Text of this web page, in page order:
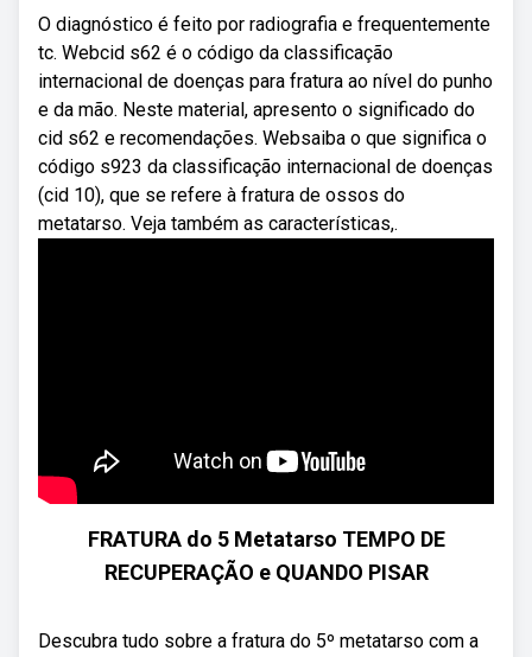
O diagnóstico é feito por radiografia e frequentemente
tc. Webcid s62 é o código da classificação
internacional de doenças para fratura ao nível do punho
e da mão. Neste material, apresento o significado do
cid s62 e recomendações. Websaiba o que significa o
código s923 da classificação internacional de doenças
(cid 10), que se refere à fratura de ossos do
metatarso. Veja também as características,.
FRATURA do 5 Metatarso TEMPO DE
RECUPERAÇÃO e QUANDO PISAR
Descubra tudo sobre a fratura do 5º metatarso com a